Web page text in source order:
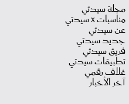
مجلة سيدتي
مناسبات X سيدتي
عن سيدتي
جديد سيدتي
فريق سيدتي
تطبيقات سيدتي
غلاف رقمي
آخر الأخبار